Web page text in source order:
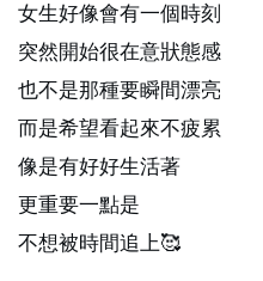
女生好像會有一個時刻
突然開始很在意狀態感
也不是那種要瞬間漂亮
而是希望看起來不疲累
像是有好好生活著
更重要一點是
不想被時間追上🥰